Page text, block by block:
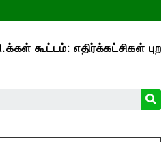
எதிர்க்கட்சிகள் புறக்கணிப்பு